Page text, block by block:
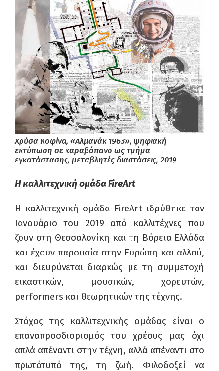
Χρύσα Κοφίνα, «Αλμανάκ 1963», ψηφιακή
εκτύπωση σε καραβόπανο ως τμήμα
εγκατάστασης, μεταβλητές διαστάσεις, 2019
Η καλλιτεχνική ομάδαFireArt
Η καλλιτεχνική ομάδα FireArt ιδρύθηκε τον
Ιανουάριο του 2019 από καλλιτέχνες που
ζουν στη Θεσσαλονίκη και τη Βόρεια Ελλάδα
και έχουν παρουσία στην Ευρώπη και αλλού,
και διευρύνεται διαρκώς με τη συμμετοχή
εικαστικών, μουσικών, χορευτών,
performers και θεωρητικών της τέχνης.
Στόχος της καλλιτεχνικής ομάδας είναι ο
επαναπροσδιορισμός του χρέους μας όχι
απλά απέναντι στην τέχνη, αλλά απέναντι στο
πρωτότυπό της, τη ζωή. Φιλοδοξεί να